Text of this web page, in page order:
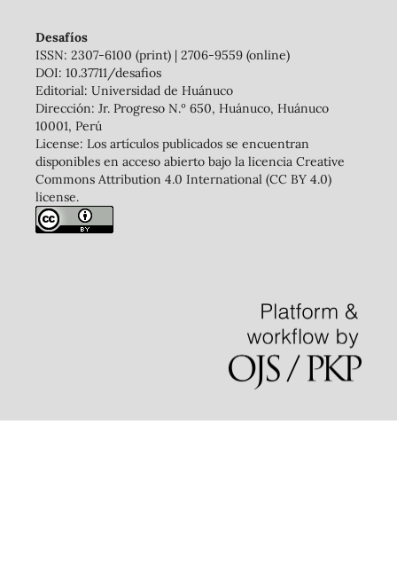
Desafíos
ISSN: 2307-6100 (print) | 2706-9559 (online)
DOI: 10.37711/desafios
Editorial: Universidad de Huánuco
Dirección: Jr. Progreso N.º 650, Huánuco, Huánuco
10001, Perú
License: Los artículos publicados se encuentran
disponibles en acceso abierto bajo la licencia Creative
Commons Attribution 4.0 International (CC BY 4.0)
license.